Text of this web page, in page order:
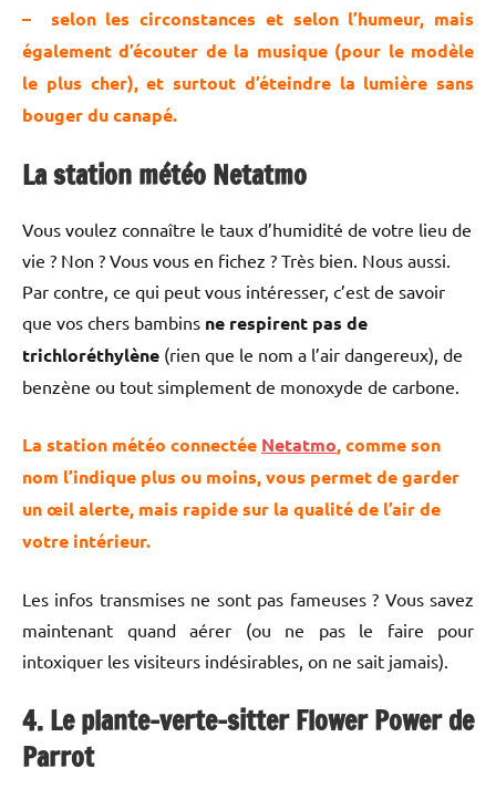
– selon les circonstances et selon l’humeur, mais
également d’écouter de la musique (pour le modèle
le plus cher), et surtout d’éteindre la lumière sans
bouger du canapé.
La station météo Netatmo
Vous voulez connaître le taux d’humidité de votre lieu de
vie ? Non ? Vous vous en fichez ? Très bien. Nous aussi.
Par contre, ce qui peut vous intéresser, c’est de savoir
que vos chers bambins ne respirent pas de
trichloréthylène (rien que le nom a l’air dangereux), de
benzène ou tout simplement de monoxyde de carbone.
La station météo connectée Netatmo, comme son
nom l’indique plus ou moins, vous permet de garder
un œil alerte, mais rapide sur la qualité de l’air de
votre intérieur.
Les infos transmises ne sont pas fameuses ? Vous savez
maintenant quand aérer (ou ne pas le faire pour
intoxiquer les visiteurs indésirables, on ne sait jamais).
4. Le plante-verte-sitter Flower Power de
Parrot